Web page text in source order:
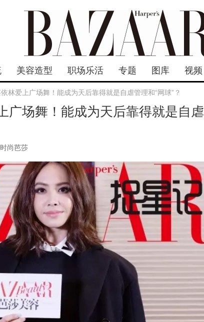
美容造型 职场乐活 专题 图库 视频
依林爱上广场舞！能成为天后靠得就是自虐管理和“网球”？
广场舞！能成为天后靠得就是自虐
尚芭莎